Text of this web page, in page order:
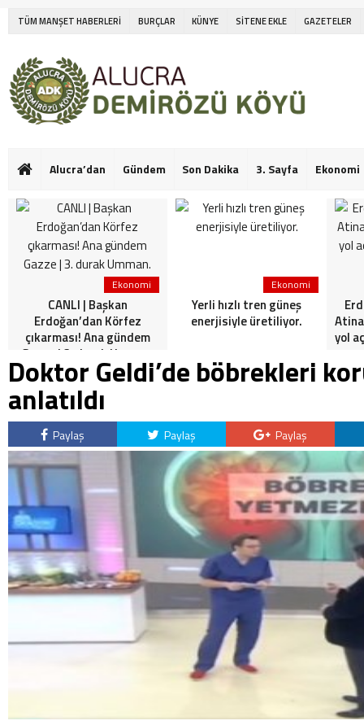
TÜM MANŞET HABERLERİ BURÇLAR KÜNYE SİTENE EKLE GAZETELER
Alucra’dan Gündem Son Dakika 3. Sayfa Ekonomi
Ekonomi
CANLI | Başkan
Erdoğan’dan Körfez
çıkarması! Ana gündem
Gazze | 3. durak Umman.
Ekonomi
Yerli hızlı tren güneş
enerjisiyle üretiliyor.
yol
Doktor Geldi’de böbrekleri
anlatıldı
Paylaş Paylaş Paylaş